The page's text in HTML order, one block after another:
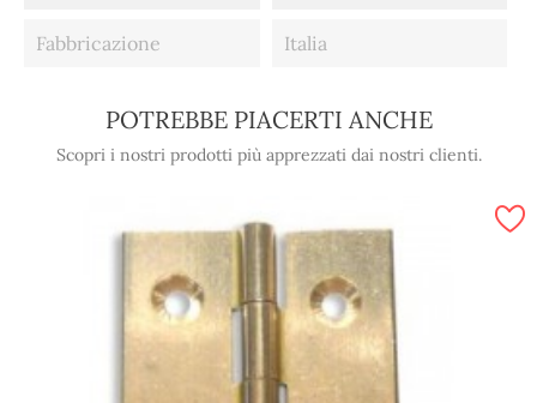
Fabbricazione Italia
POTREBBE PIACERTI ANCHE
Scopri i nostri prodotti più apprezzati dai nostri clienti.